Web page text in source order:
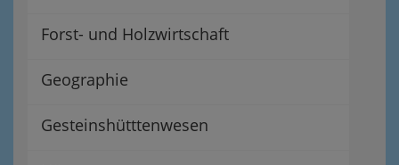
Forst- und Holzwirtschaft
Geographie
Gesteinshütttenwesen